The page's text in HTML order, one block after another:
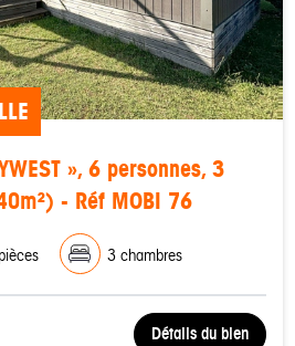
», 6 personnes, 3
- Réf MOBI 76
3 chambres
Détails du bien